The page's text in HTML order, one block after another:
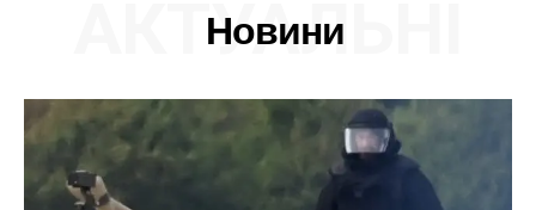
Новини
АКТУАЛЬНІ